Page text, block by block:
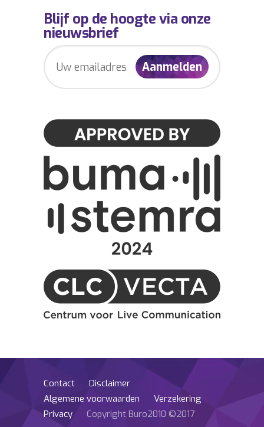
Blijf op de hoogte via onze
nieuwsbrief
Contact
Disclaimer
Algemene voorwaarden
Verzekering
Privacy
Copyright Buro2010 ©2017